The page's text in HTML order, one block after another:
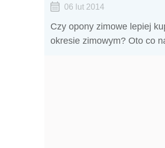
06 lut 2014
Czy opony zimowe lepiej
okresie zimowym? Oto co